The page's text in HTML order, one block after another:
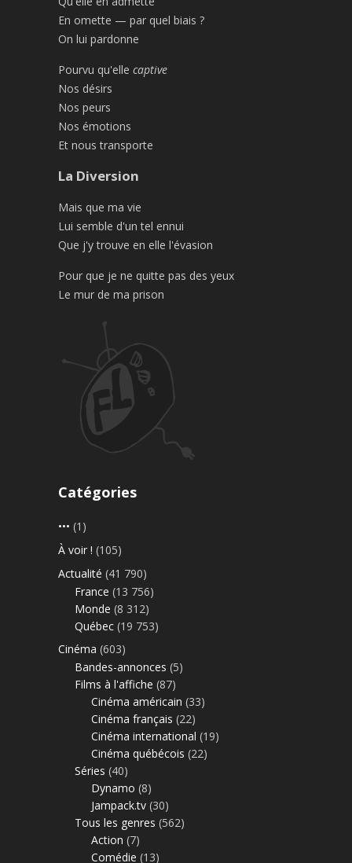
En omette — par quel biais ?
On lui pardonne
Pourvu qu'elle captive
Nos désirs
Nos peurs
Nos émotions
Et nous transporte
La Diversion
Mais que ma vie
Lui semble d'un tel ennui
Que j'y trouve en elle l'évasion
Pour que je ne quitte pas des yeux
Le mur de ma prison
Catégories
••• (1)
À voir ! (105)
Actualité (41 790)
France (13 756)
Monde (8 312)
Québec (19 753)
Cinéma (603)
Bandes-annonces (5)
Films à l'affiche (87)
Cinéma américain (33)
Cinéma français (22)
Cinéma international (19)
Cinéma québécois (22)
Séries (40)
Dynamo (8)
Jampack.tv (30)
Tous les genres (562)
Action (7)
Comédie (13)